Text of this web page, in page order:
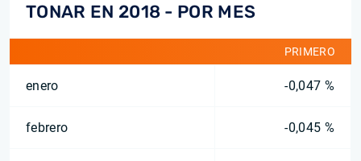
TONAR EN 2018 - POR MES
PRIMERO
enero -0,047 %
febrero -0,045 %